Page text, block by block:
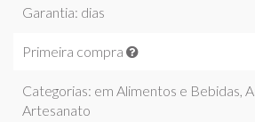
Garantia: dias
Primeira compra
Categorias: em Alimentos e Bebidas,
Artesanato